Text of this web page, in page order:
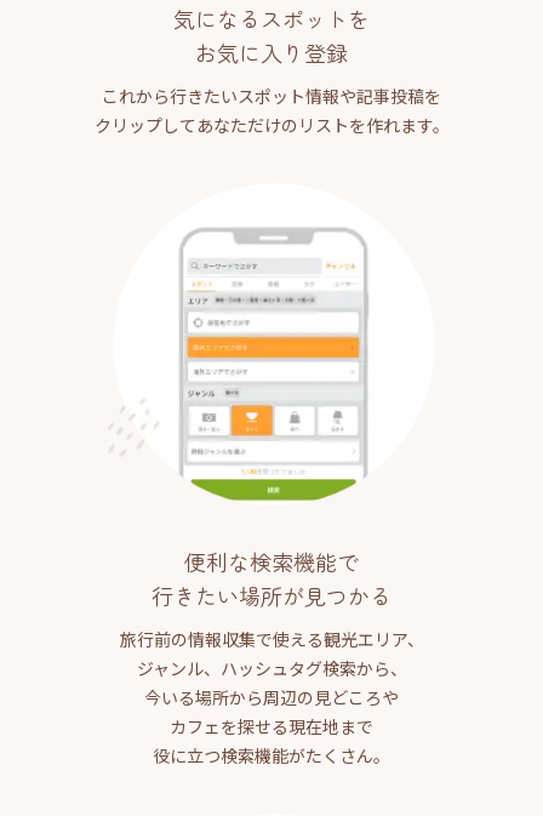
気になるスポットを
お気に入り登録
これから行きたいスポット情報や記事投稿を
クリップしてあなただけのリストを作れます。
便利な検索機能で
行きたい場所が見つかる
旅行前の情報収集で使える観光エリア、
ジャンル、ハッシュタグ検索から、
今いる場所から周辺の見どころや
カフェを探せる現在地まで
役に立つ検索機能がたくさん。